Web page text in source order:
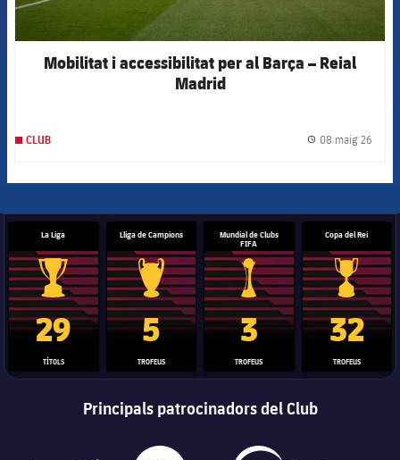
Mobilitat i accessibilitat per al Barça – Reial
Madrid
CLUB 08 maig 26
La Liga
Trofeu de la Liga
29
TÍTOLS
Lliga de Campions
Trofeu de la Lliga de Campions
5
TROFEUS
Mundial de Clubs
FIFA
Trofeu del Mundial de Clubs
3
TROFEUS
Copa del Rei
Copa del
32
TROFEUS
Principals patrocinadors del Club